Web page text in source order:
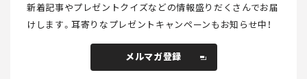
新着記事やプレゼントクイズなどの情報盛りだくさんでお届
けします。耳寄りなプレゼントキャンペーンもお知らせ中！
メルマガ登録